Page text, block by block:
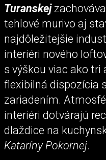
Turanskej
tehlové murivo aj
najdôležitejšie
interiéri nového
s výškou viac ako tri
flexibilná dispozícia
zariadením.
interiéri dotvárajú
dlaždice na
Kataríny Pokornej.